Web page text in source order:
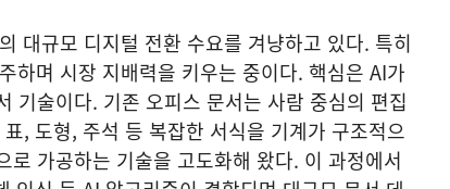
대규모 디지털 전환 수요를 겨냥하고 있다. 특히
하며 시장 지배력을 키우는 중이다. 핵심은 AI가
기술이다. 기존 오피스 문서는 사람 중심의 편집
, 도형, 주석 등 복잡한 서식을 기계가 구조적으
가공하는 기술을 고도화해 왔다. 이 과정에서